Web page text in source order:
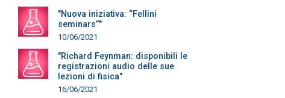
"Nuova iniziativa: “Fellini
seminars”"
10/06/2021
"Richard Feynman: disponibili le
registrazioni audio delle sue
lezioni di fisica"
16/06/2021